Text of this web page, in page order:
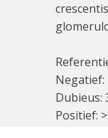
Negatief:
Dubieus:
Positief: